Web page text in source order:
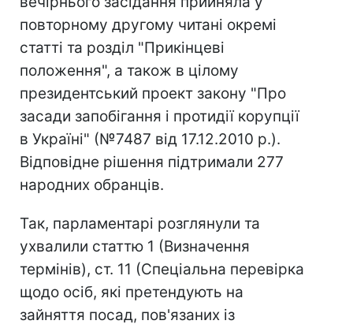
повторному другому читані окремі
статті та розділ "Прикінцеві
положення", а також в цілому
президентський проект закону "Про
засади запобігання і протидії корупції
в Україні" (№7487 від 17.12.2010 р.).
Відповідне рішення підтримали 277
народних обранців.
Так, парламентарі розглянули та
ухвалили статтю 1 (Визначення
термінів), ст. 11 (Спеціальна перевірка
щодо осіб, які претендують на
зайняття посад, пов'язаних із